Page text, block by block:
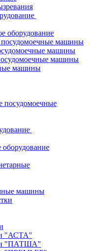
оборудование
машины
машины
машины
машины
посудомоечные
машины
"АСТА"
"ПАТША"